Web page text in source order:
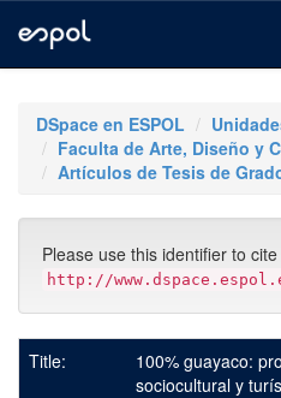
navigationDSpace en ESPOL
Faculta de Arte, Diseño y
Artículos de Tesis de
Please use this identifier to
http://
Title:
100% guayaco:
sociocultural y